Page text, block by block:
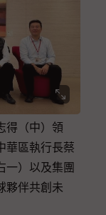
得（中）領
華區執行長蔡
一）以及集團
夥伴共創未